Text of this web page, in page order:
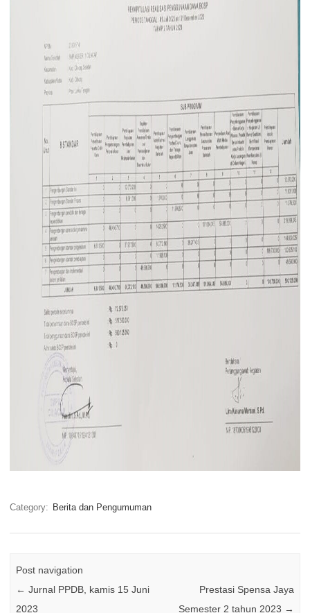
Category: Berita dan Pengumuman
Post navigation
← Jurnal PPDB, kamis 15 Juni
2023
Prestasi Spensa Jaya
Semester 2 tahun 2023 →